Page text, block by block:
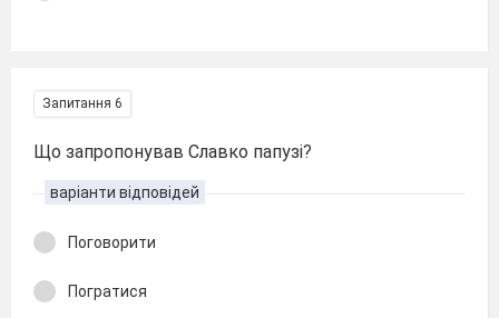
Запитання 6
Що запропонував Славко папузі?
варіанти відповідей
Поговорити
Погратися